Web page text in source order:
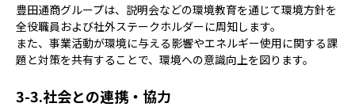
豊田通商グループは、説明会などの環境教育を通じて環境方針を
全役職員および社外ステークホルダーに周知します。
また、事業活動が環境に与える影響やエネルギー使用に関する課
題と対策を共有することで、環境への意識向上を図ります。
社会との連携・協力